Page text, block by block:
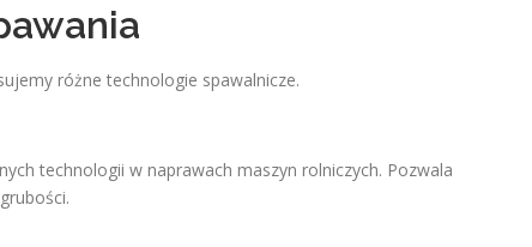
różne technologie spawalnicze.
technologii w naprawach maszyn rolniczych. Pozwala